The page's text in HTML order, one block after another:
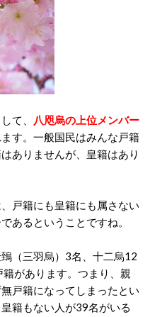
て、
八咫烏の上位メンバー
す。一般国民はみんな戸籍
ありませんが、皇籍はあり
戸籍にも皇籍にも属さない
あるということですね。
（三羽烏）3名、十二烏12
があります。つまり、親
戸籍になってしまったとい
籍もない人が39名がいる